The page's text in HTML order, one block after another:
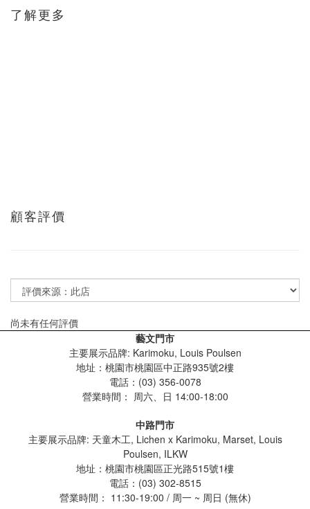
了解更多
顧客評價
尚未有任何評價
藝文門市
主要展示品牌: Karimoku, Louis Poulsen
地址：桃園市桃園區中正路935號2樓
電話：(03) 356-0078
營業時間： 周六、日 14:00-18:00
中路門市
主要展示品牌: 天童木工, Lichen x Karimoku, Marset, Louis
Poulsen, ILKW
地址：桃園市桃園區正光路515號1樓
電話：(03) 302-8515
營業時間： 11:30-19:00 / 周一 ~ 周日 (無休)